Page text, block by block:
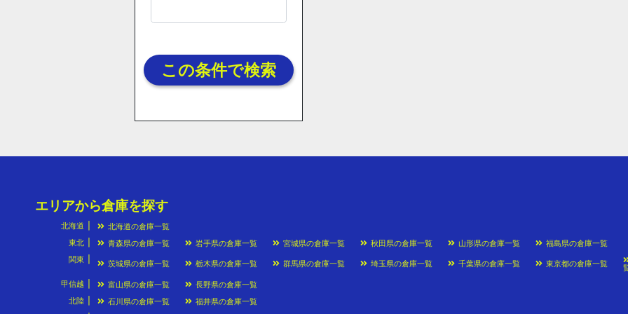
この条件で検索
エリアから倉庫を探す
北海道
北海道の倉庫一覧
東北
青森県の倉庫一覧 岩手県の倉庫一覧 宮城県の倉庫一覧 秋田県の倉庫一覧 山形県の倉庫一覧
福島県の倉庫一覧
関東
茨城県の倉庫一覧 栃木県の倉庫一覧 群馬県の倉庫一覧 埼玉県の倉庫一覧 千葉県の倉庫一覧 東京都の倉庫一覧
甲信越
富山県の倉庫一覧
長野県の倉庫一覧
北陸
石川県の倉庫一覧
福井県の倉庫一覧